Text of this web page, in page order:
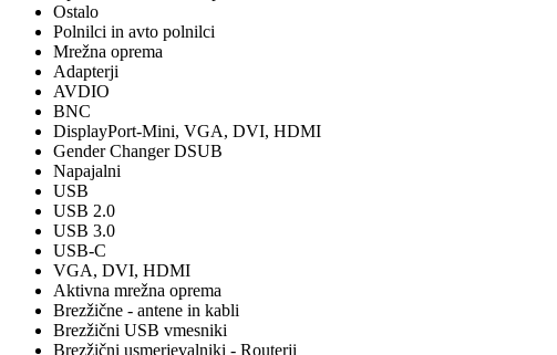
Ostalo
Polnilci in avto polnilci
Mrežna oprema
Adapterji
AVDIO
BNC
DisplayPort-Mini, VGA, DVI, HDMI
Gender Changer DSUB
Napajalni
USB
USB 2.0
USB 3.0
USB-C
VGA, DVI, HDMI
Aktivna mrežna oprema
Brezžične - antene in kabli
Brezžični USB vmesniki
Brezžični usmerjevalniki - Routerji